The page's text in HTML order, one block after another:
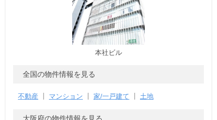
本社ビル
全国の物件情報を見る
不動産 マンション 家/一戸建て 土地
大阪府の物件情報を見る